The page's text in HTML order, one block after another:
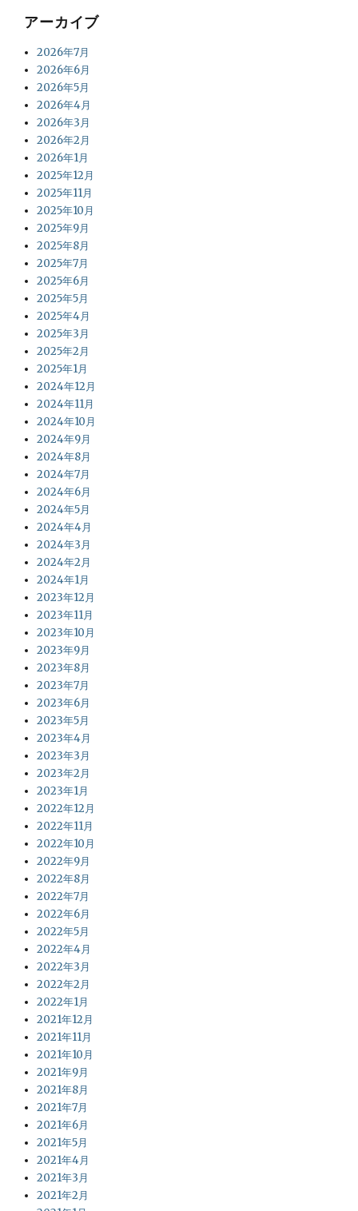
アーカイブ
2026年7月
2026年6月
2026年5月
2026年4月
2026年3月
2026年2月
2026年1月
2025年12月
2025年11月
2025年10月
2025年9月
2025年8月
2025年7月
2025年6月
2025年5月
2025年4月
2025年3月
2025年2月
2025年1月
2024年12月
2024年11月
2024年10月
2024年9月
2024年8月
2024年7月
2024年6月
2024年5月
2024年4月
2024年3月
2024年2月
2024年1月
2023年12月
2023年11月
2023年10月
2023年9月
2023年8月
2023年7月
2023年6月
2023年5月
2023年4月
2023年3月
2023年2月
2023年1月
2022年12月
2022年11月
2022年10月
2022年9月
2022年8月
2022年7月
2022年6月
2022年5月
2022年4月
2022年3月
2022年2月
2022年1月
2021年12月
2021年11月
2021年10月
2021年9月
2021年8月
2021年7月
2021年6月
2021年5月
2021年4月
2021年3月
2021年2月